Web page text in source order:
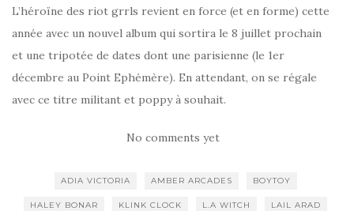
L’héroïne des riot grrls revient en force (et en forme) cette
année avec un nouvel album qui sortira le 8 juillet prochain
et une tripotée de dates dont une parisienne (le 1er
décembre au Point Ephémère). En attendant, on se régale
avec ce titre militant et poppy à souhait.
No comments yet
ADIA VICTORIA AMBER ARCADES BOYTOY
HALEY BONAR KLINK CLOCK L.A WITCH LAIL ARAD